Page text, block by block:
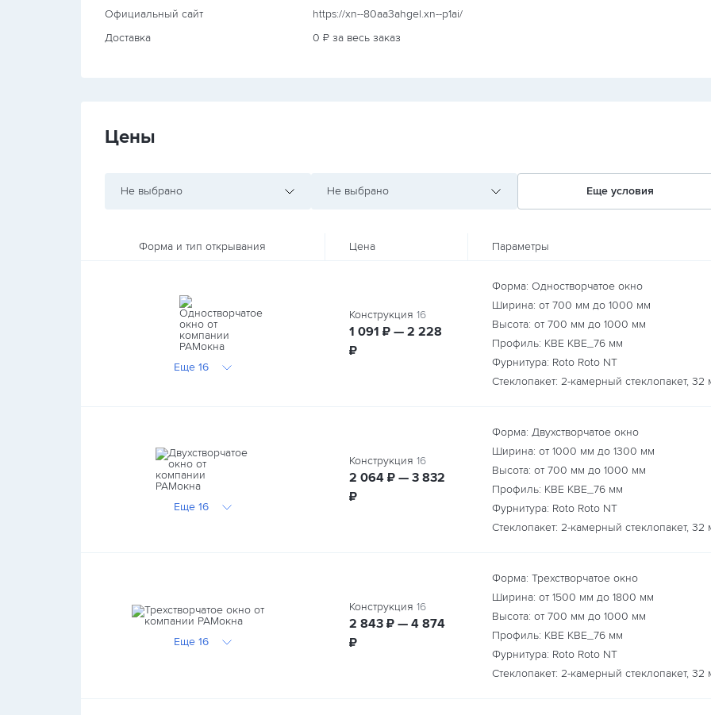
Официальный сайт
https://xn--80aa3ahgel.xn--p1ai/
Доставка
0 ₽ за весь заказ
Цены
Не выбрано Не выбрано Еще условия
Форма и тип открывания Цена Параметры
Еще 16
Конструкция 16
1 091 руб.
₽ — 2 228руб.
₽
Форма: Одностворчатое окно
Ширина: от 700 мм до 1000 мм
Высота: от 700 мм до 1000 мм
Профиль: KBE KBE_76 мм
Фурнитура: Roto Roto NT
Стеклопакет: 2-камерный стеклопакет, 32
Еще 16
Конструкция 16
2 064 руб.
₽ — 3 832руб.
₽
Форма: Двухстворчатое окно
Ширина: от 1000 мм до 1300 мм
Высота: от 700 мм до 1000 мм
Профиль: KBE KBE_76 мм
Фурнитура: Roto Roto NT
Стеклопакет: 2-камерный стеклопакет, 32
Еще 16
Конструкция 16
2 843 руб.
₽ — 4 874руб.
₽
Форма: Трехстворчатое окно
Ширина: от 1500 мм до 1800 мм
Высота: от 700 мм до 1000 мм
Профиль: KBE KBE_76 мм
Фурнитура: Roto Roto NT
Стеклопакет: 2-камерный стеклопакет, 32